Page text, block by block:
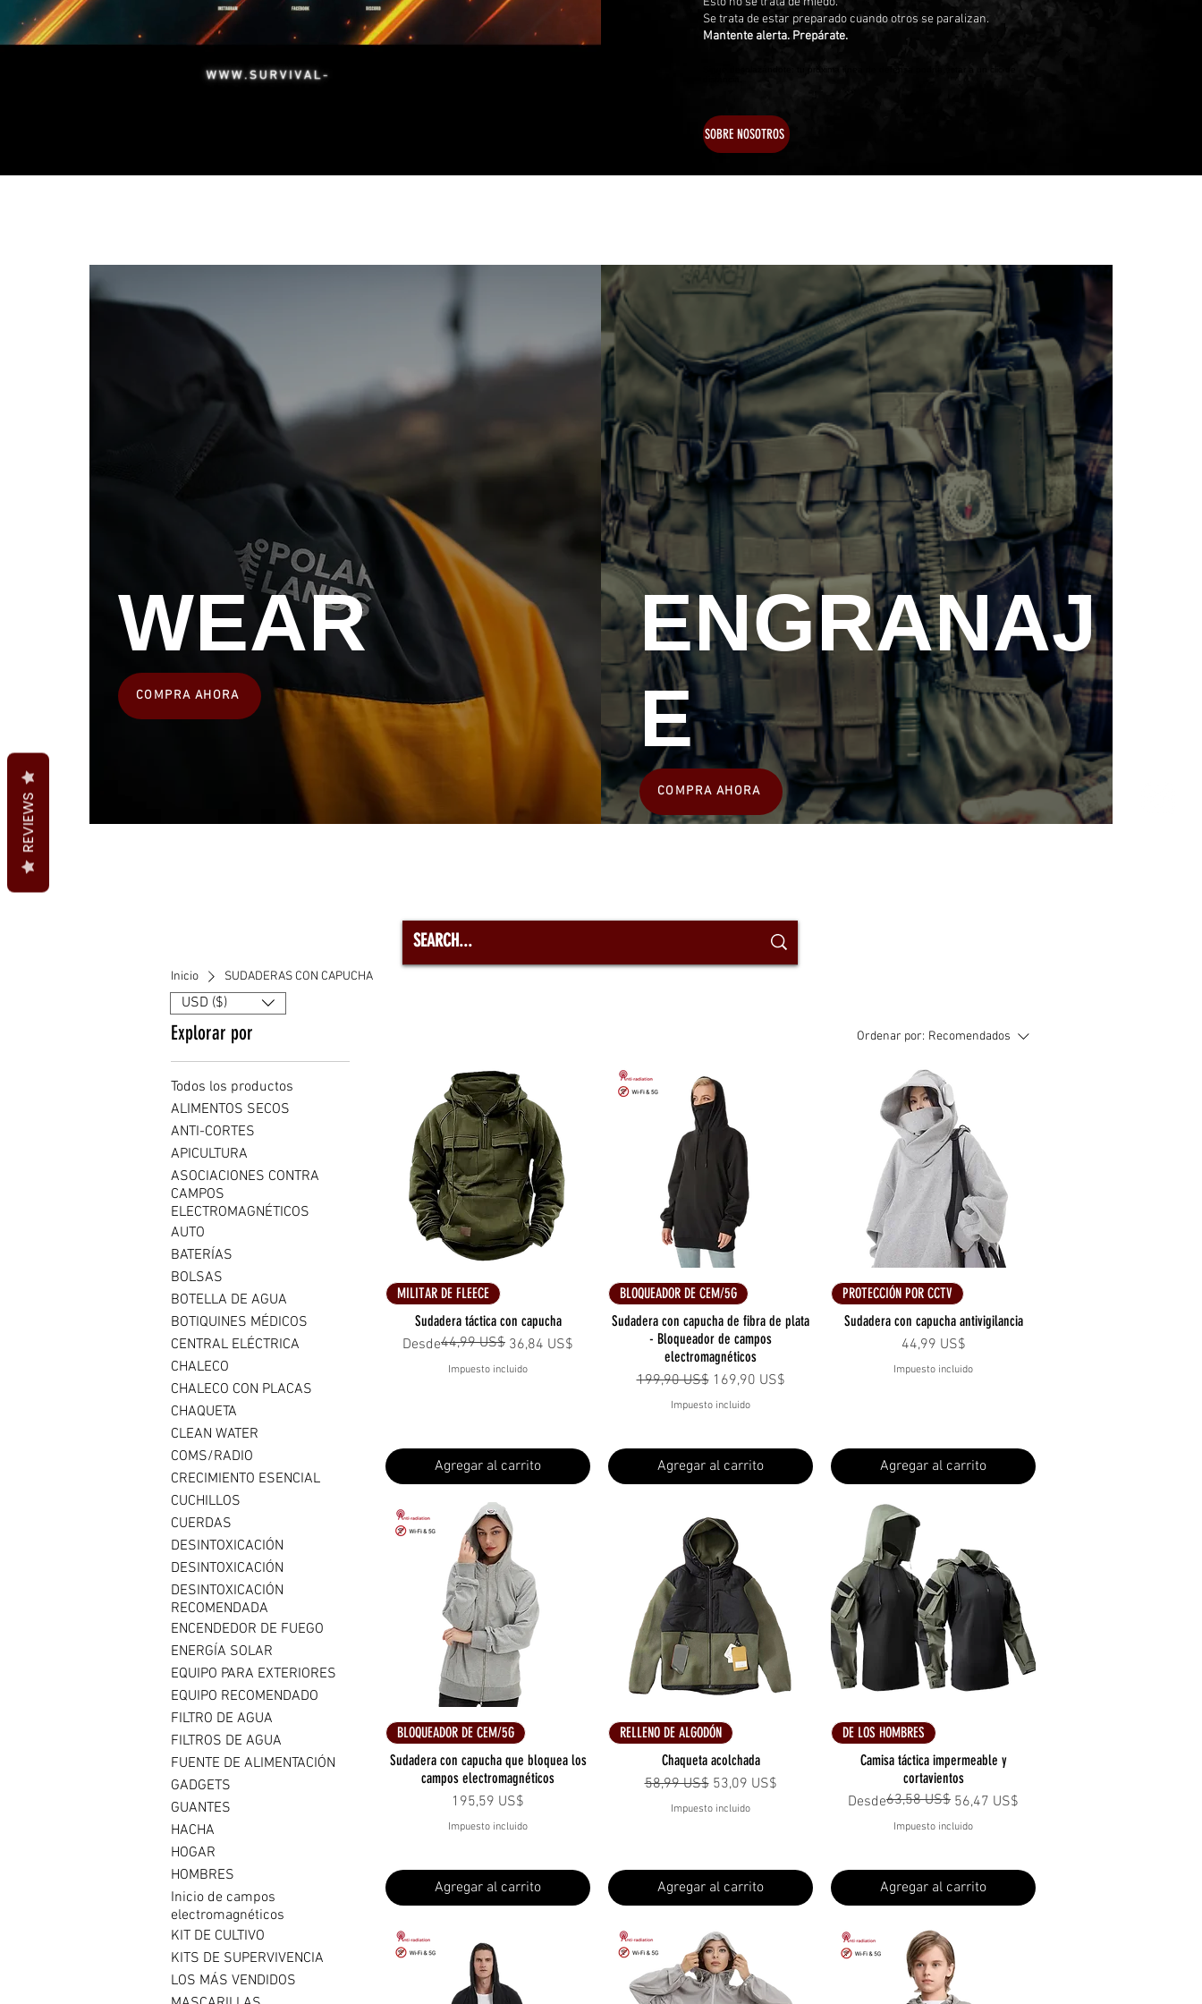
Se trata de estar preparado cuando otros se paralizan.
Mantente alerta. Prepárate.
SOBRE NOSOTROS
WEAR
COMPRA AHORA
ENGRANAJ
E
COMPRA AHORA
Inicio SUDADERAS CON CAPUCHA
Explorar por
Todos los productos
ALIMENTOS SECOS
ANTI-CORTES
APICULTURA
ASOCIACIONES CONTRA
CAMPOS
ELECTROMAGNÉTICOS
AUTO
BATERÍAS
BOLSAS
BOTELLA DE AGUA
BOTIQUINES MÉDICOS
CENTRAL ELÉCTRICA
CHALECO
CHALECO CON PLACAS
CHAQUETA
CLEAN WATER
COMS/RADIO
CRECIMIENTO ESENCIAL
CUCHILLOS
CUERDAS
DESINTOXICACIÓN
DESINTOXICACIÓN
DESINTOXICACIÓN
RECOMENDADA
ENCENDEDOR DE FUEGO
ENERGÍA SOLAR
EQUIPO PARA EXTERIORES
EQUIPO RECOMENDADO
FILTRO DE AGUA
FILTROS DE AGUA
FUENTE DE ALIMENTACIÓN
GADGETS
GUANTES
HACHA
HOGAR
HOMBRES
Inicio de campos
electromagnéticos
KIT DE CULTIVO
KITS DE SUPERVIVENCIA
LOS MÁS VENDIDOS
Ordenar por: Recomendados
Vista rápida
MILITAR DE FLEECE
Sudadera táctica con capucha
Desde
Precio44,99 US$ 36,84 US$
Precio de oferta
Impuesto incluido
Agregar al carrito
Vista rápida
BLOQUEADOR DE CEM/5G
Sudadera con capucha de fibra de plata
- Bloqueador de campos
electromagnéticos
Precio
199,90 US$ Precio de oferta
169,90 US$
Impuesto incluido
Agregar al carrito
Vista rápida
PROTECCIÓN POR CCTV
Sudadera con capucha antivigilancia
Precio
44,99 US$
Impuesto incluido
Agregar al carrito
Vista rápida
BLOQUEADOR DE CEM/5G
Sudadera con capucha que bloquea los
campos electromagnéticos
Precio
195,59 US$
Impuesto incluido
Agregar al carrito
Vista rápida
RELLENO DE ALGODÓN
Chaqueta acolchada
Precio
58,99 US$ Precio de oferta
53,09 US$
Impuesto incluido
Agregar al carrito
Vista rápida
DE LOS HOMBRES
Camisa táctica impermeable y
cortavientos
Desde
Precio63,58 US$ 56,47 US$
Precio de oferta
Impuesto incluido
Agregar al carrito
USD ($)
REVIEWS